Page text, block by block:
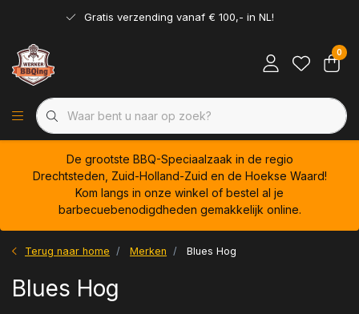
Gratis verzending vanaf € 100,- in NL!
0
De grootste BBQ-Speciaalzaak in de regio
Drechtsteden, Zuid-Holland-Zuid en de Hoekse Waard!
Kom langs in onze winkel of bestel al je
barbecuebenodigdheden gemakkelijk online.
Terug naar home Merken Blues Hog
Blues Hog